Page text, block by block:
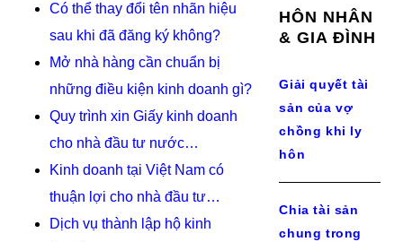
Có thể thay đổi tên nhãn hiệu
sau khi đã đăng ký không?
Mở nhà hàng cần chuẩn bị
những điều kiện kinh doanh gì?
Quy trình xin Giấy kinh doanh
cho nhà đầu tư nước…
Kinh doanh tại Việt Nam có
thuận lợi cho nhà đầu tư…
Dịch vụ thành lập hộ kinh
HÔN NHÂN
& GIA ĐÌNH
Giải quyết tài
sản của vợ
chồng khi ly
hôn
Chia tài sản
chung trong